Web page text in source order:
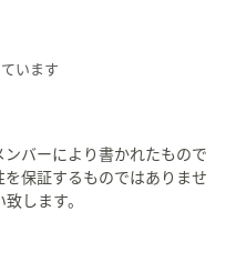
います
バーにより書かれたもので
保証するものではありませ
します。